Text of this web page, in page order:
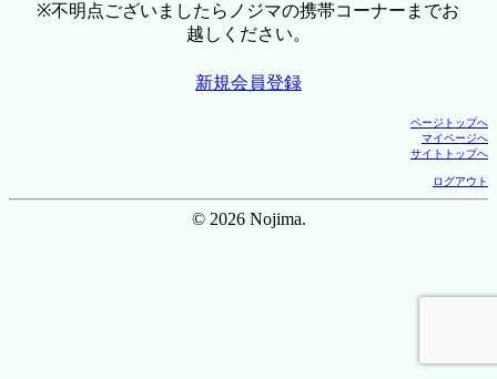
※不明点ございましたらノジマの携帯コーナーまでお
越しください。
新規会員登録
ページトップへ
マイページへ
サイトトップへ
ログアウト
© 2026 Nojima.